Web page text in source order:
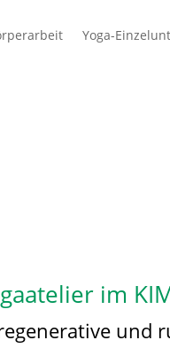
Yoga-
im
und